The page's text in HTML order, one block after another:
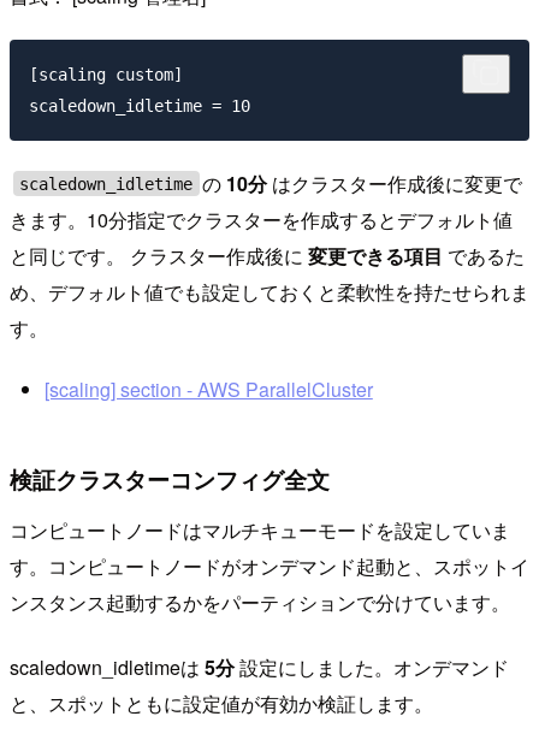
[scaling custom]
scaledown_idletime の 10分はクラスター作成後に変更で
きます。10分指定でクラスターを作成するとデフォルト値
と同じです。 クラスター作成後に 変更できる項目 であるた
め、デフォルト値でも設定しておくと柔軟性を持たせられま
す。
[scaling] section - AWS ParallelCluster
検証クラスターコンフィグ全文
コンピュートノードはマルチキューモードを設定していま
す。コンピュートノードがオンデマンド起動と、スポットイ
ンスタンス起動するかをパーティションで分けています。
scaledown_idletimeは 5分設定にしました。オンデマンド
と、スポットともに設定値が有効か検証します。